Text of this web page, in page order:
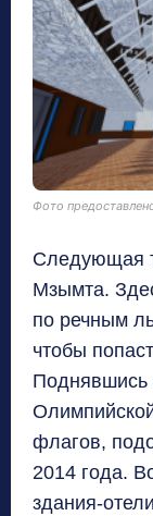
Фото
Следующая
Мзымта.
по речным
чтобы
Поднявшись
флагов,
2014 года.
здания-